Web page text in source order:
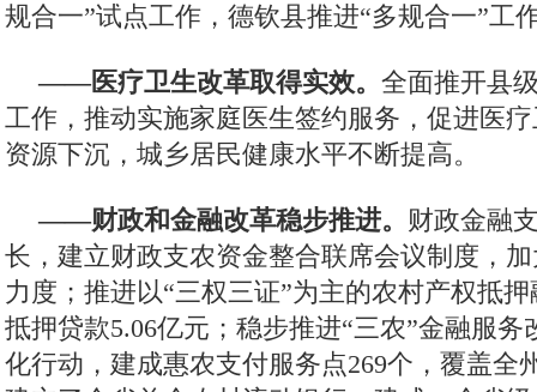
规合一”试点工作，德钦县推进“多规合一”工
——医疗卫生改革取得实效。 全面推开县
工作，推动实施家庭医生签约服务，促进医
资源下沉，城乡居民健康水平不断提高。
——财政和金融改革稳步推进。 财政金融
长，建立财政支农资金整合联席会议制度，
力度；推进以“三权三证”为主的农村产权抵
抵押贷款5.06亿元；稳步推进“三农”金融服
化行动，建成惠农支付服务点269个，覆盖全